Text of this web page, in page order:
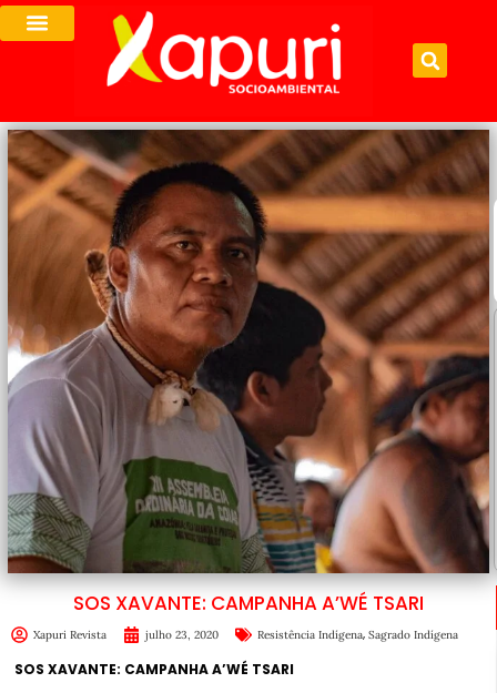
SOS XAVANTE: CAMPANHA A’WÉ TSARI
Xapuri Revista julho 23, 2020 Resistência Indígena, Sagrado Indígena
SOS XAVANTE: CAMPANHA A’WÉ TSARI